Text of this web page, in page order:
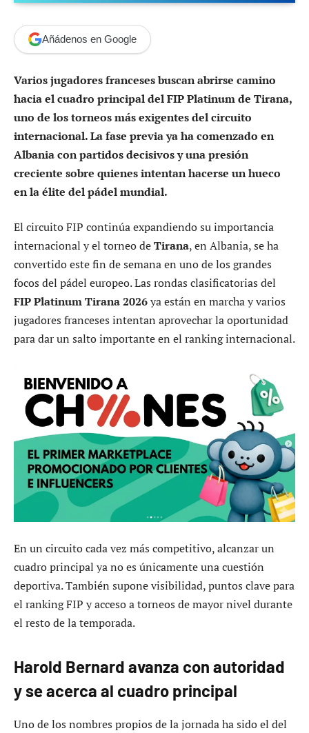
Añádenos en Google
Varios jugadores franceses buscan abrirse camino
hacia el cuadro principal del FIP Platinum de Tirana,
uno de los torneos más exigentes del circuito
internacional. La fase previa ya ha comenzado en
Albania con partidos decisivos y una presión
creciente sobre quienes intentan hacerse un hueco
en la élite del pádel mundial.
El circuito FIP continúa expandiendo su importancia
internacional y el torneo deTirana, en Albania, se ha
convertido este fin de semana en uno de los grandes
focos del pádel europeo. Las rondas clasificatorias del
FIP Platinum Tirana 2026ya están en marcha y varios
jugadores franceses intentan aprovechar la oportunidad
para dar un salto importante en el ranking internacional.
En un circuito cada vez más competitivo, alcanzar un
cuadro principal ya no es únicamente una cuestión
deportiva. También supone visibilidad, puntos clave para
el ranking FIP y acceso a torneos de mayor nivel durante
el resto de la temporada.
Harold Bernard avanza con autoridad
y se acerca al cuadro principal
Uno de los nombres propios de la jornada ha sido el del